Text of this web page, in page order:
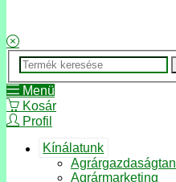
Menü
Kosár
Profil
Kínálatunk
Agrárgazdaságtan
Agrármarketing